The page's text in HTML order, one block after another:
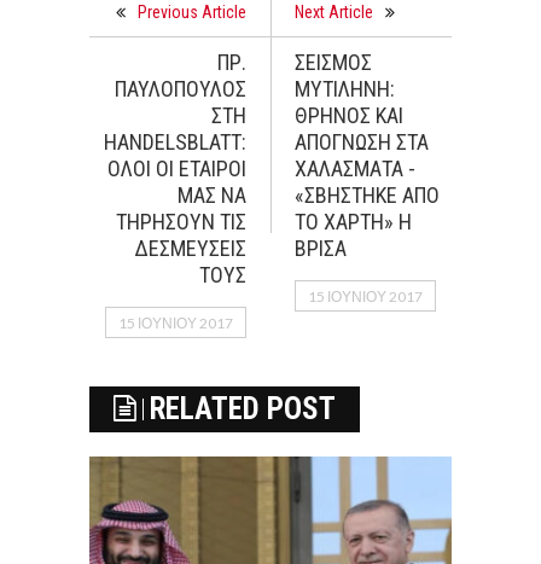
Previous Article
ΠΡ.
ΠΑΥΛΟΠΟΥΛΟΣ
ΣΤΗ
HANDELSBLATT:
ΟΛΟΙ ΟΙ ΕΤΑΙΡΟΙ
ΜΑΣ ΝΑ
ΤΗΡΗΣΟΥΝ ΤΙΣ
ΔΕΣΜΕΥΣΕΙΣ
ΤΟΥΣ
15 ΙΟΥΝΊΟΥ 2017
Next Article
ΣΕΙΣΜΟΣ
ΜΥΤΙΛΗΝΗ:
ΘΡΗΝΟΣ ΚΑΙ
ΑΠΟΓΝΩΣΗ ΣΤΑ
ΧΑΛΑΣΜΑΤΑ -
«ΣΒΗΣΤΗΚΕ ΑΠΟ
ΤΟ ΧΑΡΤΗ» Η
ΒΡΙΣΑ
15 ΙΟΥΝΊΟΥ 2017
RELATED POST